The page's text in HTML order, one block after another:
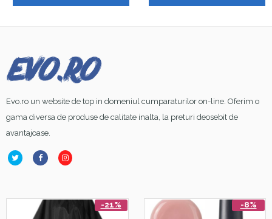
Evo.ro un website de top in domeniul cumparaturilor on-line. Oferim o
gama diversa de produse de calitate inalta, la preturi deosebit de
avantajoase.
-21% -8%